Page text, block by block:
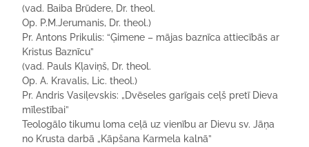
(vad. Baiba Brūdere, Dr. theol.
Op. P.M.Jerumanis, Dr. theol.)
Pr. Antons Prikulis: “Ģimene – mājas baznīca attiecībās ar
Kristus Baznīcu”
(vad. Pauls Kļaviņš, Dr. theol.
Op. A. Kravalis, Lic. theol.)
Pr. Andris Vasiļevskis: „Dvēseles garīgais ceļš pretī Dieva
mīlestībai”
Teologālo tikumu loma ceļā uz vienību ar Dievu sv. Jāņa
no Krusta darbā „Kāpšana Karmela kalnā”